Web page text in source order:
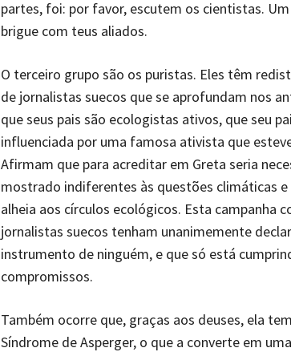
partes, foi: por favor, escutem os cientistas.
brigue com teus aliados.
O terceiro grupo são os puristas. Eles têm
de jornalistas suecos que se aprofundam nos
que seus pais são ecologistas ativos, que seu
influenciada por uma famosa ativista que
Afirmam que para acreditar em Greta seria
mostrado indiferentes às questões climáticas
alheia aos círculos ecológicos. Esta campanha
jornalistas suecos tenham unanimemente
instrumento de ninguém, e que só está
compromissos.
Também ocorre que, graças aos deuses, ela
Síndrome de Asperger, o que a converte em